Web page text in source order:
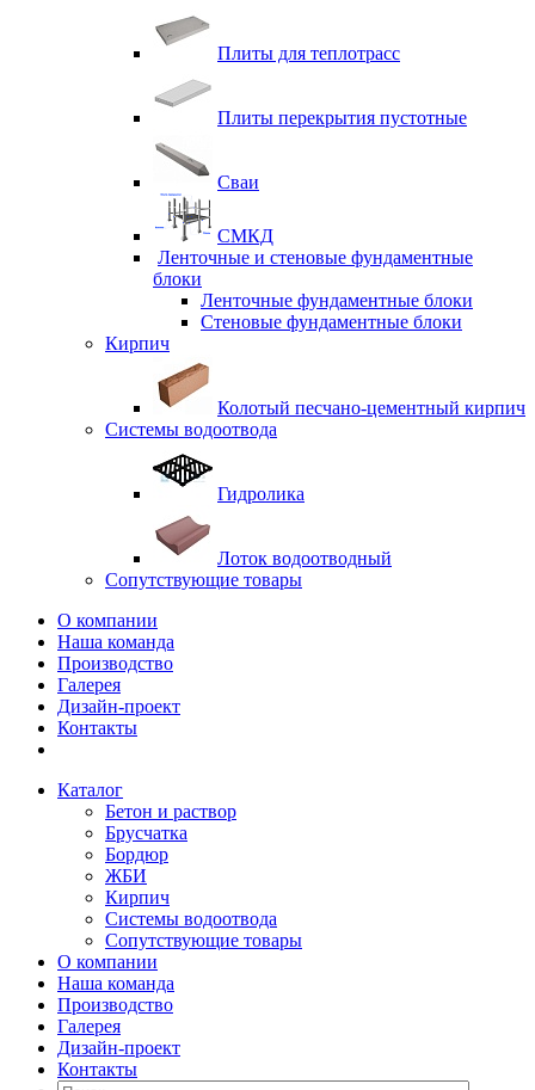
Плиты для теплотрасс
Плиты перекрытия пустотные
Сваи
СМКД
Ленточные и стеновые фундаментные
блоки
Ленточные фундаментные блоки
Стеновые фундаментные блоки
Кирпич
Колотый песчано-цементный кирпич
Системы водоотвода
Гидролика
Лоток водоотводный
Сопутствующие товары
О компании
Наша команда
Производство
Галерея
Дизайн-проект
Контакты
Каталог
Бетон и раствор
Брусчатка
Бордюр
ЖБИ
Кирпич
Системы водоотвода
Сопутствующие товары
О компании
Наша команда
Производство
Галерея
Дизайн-проект
Контакты